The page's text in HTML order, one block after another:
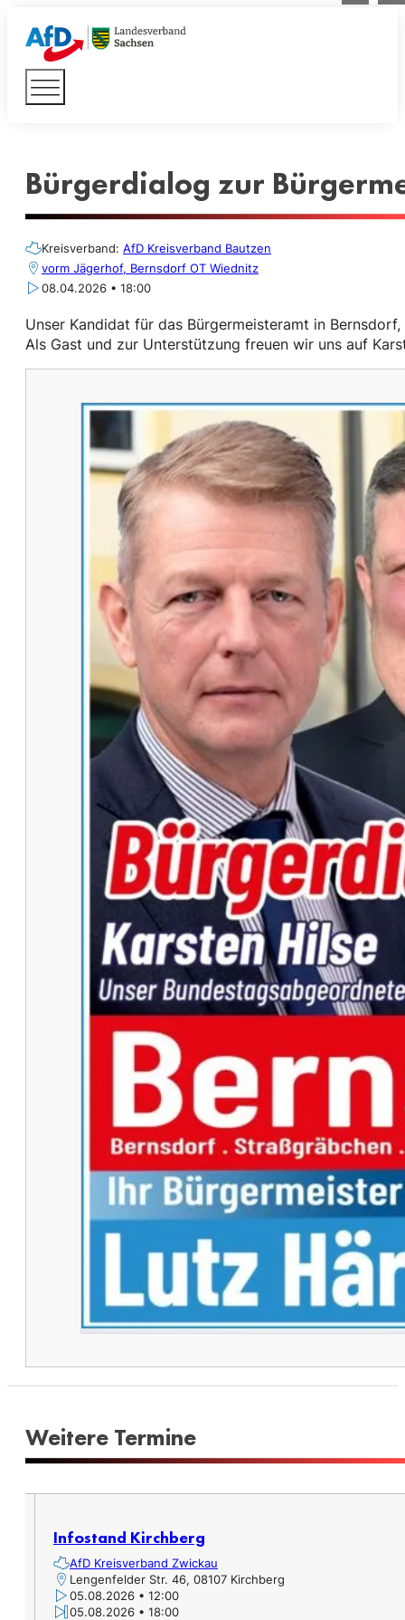
Bürgerdialog zur
Kreisverband: AfD Kreisverband Bautzen
vorm Jägerhof, Bernsdorf OT Wiednitz
08.04.2026 • 18:00
Unser Kandidat für das Bürgermeisteramt in
Als Gast und zur Unterstützung freuen wir uns auf
Weitere Termine​
Infostand Kirchberg
AfD Kreisverband Zwickau
Lengenfelder Str. 46, 08107 Kirchberg
05.08.2026 • 12:00
05.08.2026 • 18:00